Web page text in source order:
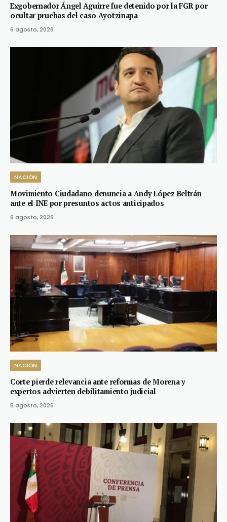
Exgobernador Ángel Aguirre fue detenido por la FGR por
ocultar pruebas del caso Ayotzinapa
6 agosto, 2026
NACIÓN
Movimiento Ciudadano denuncia a Andy López Beltrán
ante el INE por presuntos actos anticipados
6 agosto, 2026
NACIÓN
Corte pierde relevancia ante reformas de Morena y
expertos advierten debilitamiento judicial
5 agosto, 2026